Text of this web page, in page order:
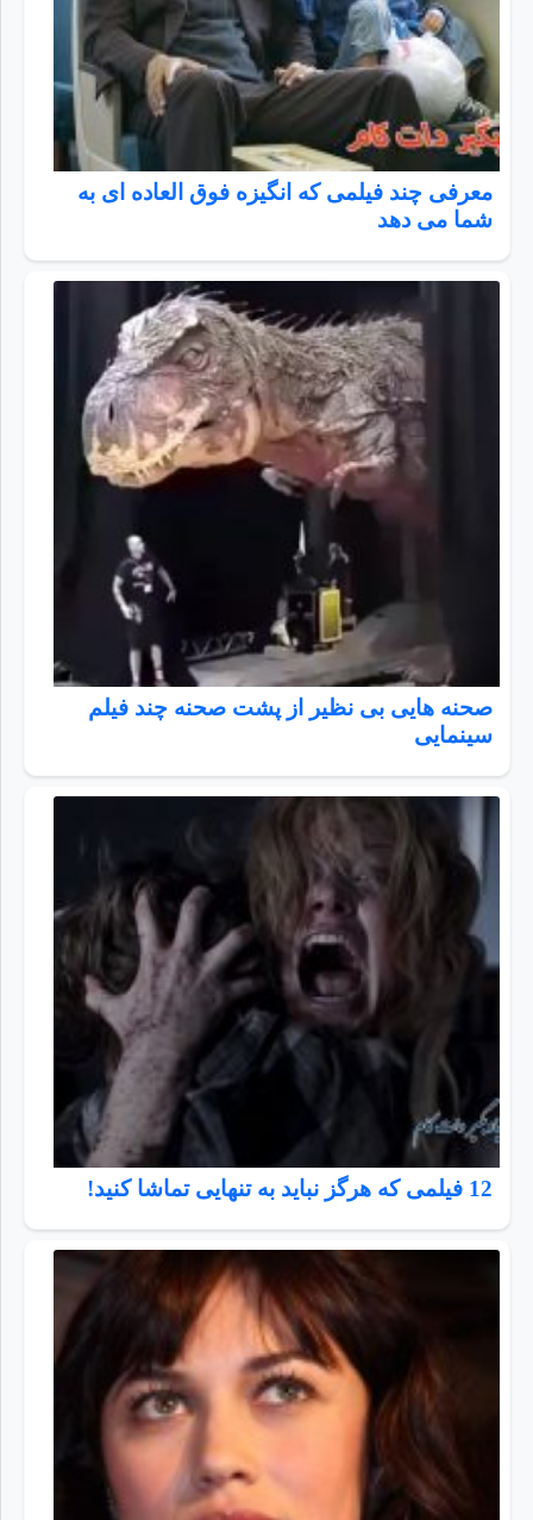
معرفی چند فیلمی که انگیزه فوق العاده ای به
شما می دهد
صحنه هایی بی نظیر از پشت صحنه چند فیلم
سینمایی
12 فیلمی که هرگز نباید به تنهایی تماشا کنید!